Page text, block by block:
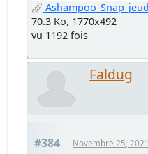
Ashampoo_Snap_jeudi 25 novembre
70.3 Ko, 1770x492
vu 1192 fois
Faldug
#384 Novembre 25,